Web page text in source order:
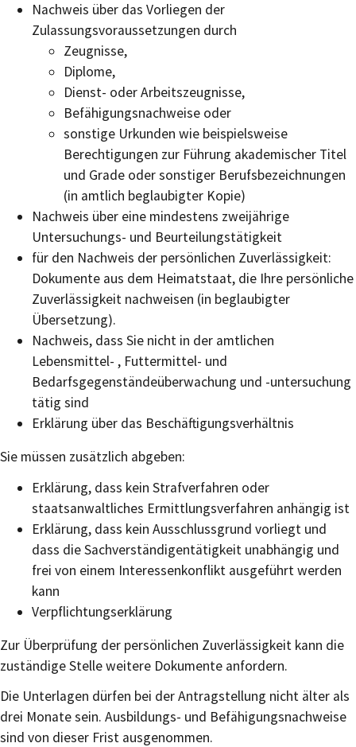
Nachweis über das Vorliegen der
Zulassungsvoraussetzungen durch
Zeugnisse,
Diplome,
Dienst- oder Arbeitszeugnisse,
Befähigungsnachweise oder
sonstige Urkunden wie beispielsweise
Berechtigungen zur Führung akademischer Titel
und Grade oder sonstiger Berufsbezeichnungen
(in amtlich beglaubigter Kopie)
Nachweis über eine mindestens zweijährige
Untersuchungs- und Beurteilungstätigkeit
für den Nachweis der persönlichen Zuverlässigkeit:
Dokumente aus dem Heimatstaat, die Ihre persönliche
Zuverlässigkeit nachweisen (in beglaubigter
Übersetzung).
Nachweis, dass Sie nicht in der amtlichen
Lebensmittel- , Futtermittel- und
Bedarfsgegenständeüberwachung und -untersuchung
tätig sind
Erklärung über das Beschäftigungsverhältnis
Sie müssen zusätzlich abgeben:
Erklärung, dass kein Strafverfahren oder
staatsanwaltliches Ermittlungsverfahren anhängig ist
Erklärung, dass kein Ausschlussgrund vorliegt und
dass die Sachverständigentätigkeit unabhängig und
frei von einem Interessenkonflikt ausgeführt werden
kann
Verpflichtungserklärung
Zur Überprüfung der persönlichen Zuverlässigkeit kann die
zuständige Stelle weitere Dokumente anfordern.
Die Unterlagen dürfen bei der Antragstellung nicht älter als
drei Monate sein. Ausbildungs- und Befähigungsnachweise
sind von dieser Frist ausgenommen.